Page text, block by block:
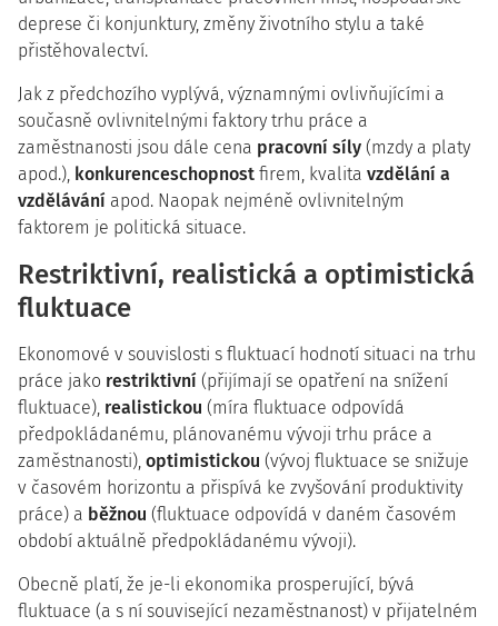
deprese či konjunktury, změny životního stylu a také
přistěhovalectví.
Jak z předchozího vyplývá, významnými ovlivňujícími a
současně ovlivnitelnými faktory trhu práce a
zaměstnanosti jsou dále cena pracovní síly (mzdy a platy
apod.), konkurenceschopnost firem, kvalita vzdělání a
vzdělávání apod. Naopak nejméně ovlivnitelným
faktorem je politická situace.
Restriktivní, realistická a optimistická
fluktuace
Ekonomové v souvislosti s fluktuací hodnotí situaci na trhu
práce jako restriktivní (přijímají se opatření na snížení
fluktuace), realistickou (míra fluktuace odpovídá
předpokládanému, plánovanému vývoji trhu práce a
zaměstnanosti), optimistickou (vývoj fluktuace se snižuje
v časovém horizontu a přispívá ke zvyšování produktivity
práce) a běžnou (fluktuace odpovídá v daném časovém
období aktuálně předpokládanému vývoji).
Obecně platí, že je-li ekonomika prosperující, bývá
fluktuace (a s ní související nezaměstnanost) v přijatelném